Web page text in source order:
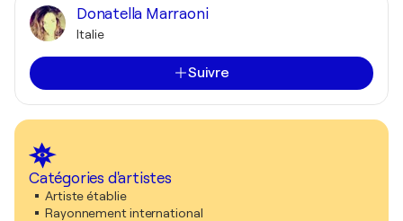
Donatella Marraoni
Italie
Suivre
Catégories d'artistes
Artiste établie
Rayonnement international